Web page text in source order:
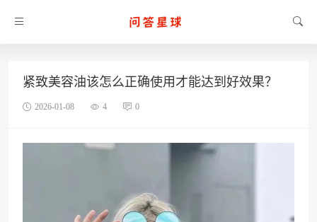
紧致美容油该怎么正确使用才能达到好效果？
2026-01-08 4 0